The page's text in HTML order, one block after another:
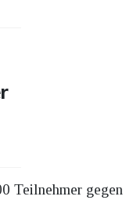
Teilnehmer gegen